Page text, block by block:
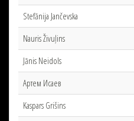
Stefānija Jančevska
Nauris Živuļins
Jānis Neidols
Артем Исаев
Kaspars Grišins